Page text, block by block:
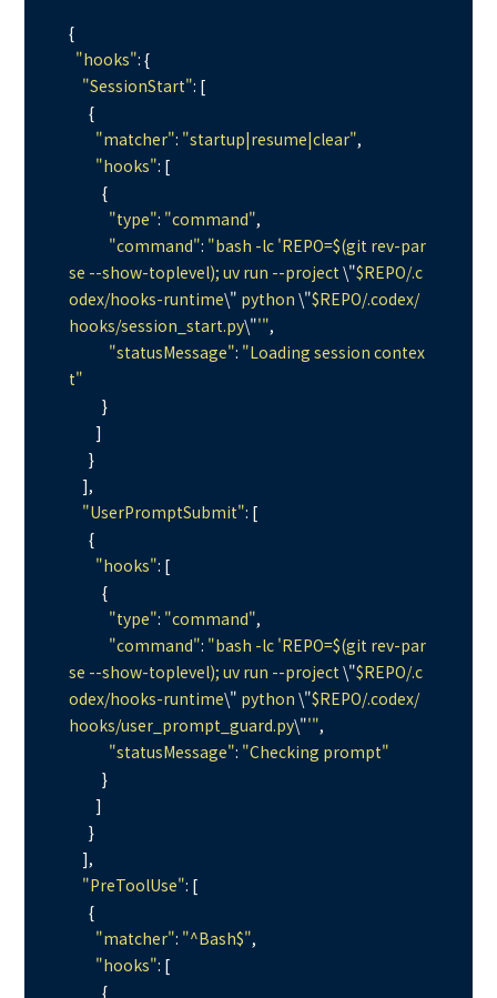
{
"hooks": {
"SessionStart": [
"matcher": "startup|resume|clear",
"hooks": [
"type": "command",
"command": "bash -lc 'REPO=$(git rev-par
se --show-toplevel); uv run --project \"$REPO/.c
odex/hooks-runtime\" python \"$REPO/.codex/
hooks/session_start.py\"'",
"statusMessage": "Loading session contex
t"
"UserPromptSubmit": [
"hooks": [
"type": "command",
"command": "bash -lc 'REPO=$(git rev-par
se --show-toplevel); uv run --project \"$REPO/.c
odex/hooks-runtime\" python \"$REPO/.codex/
hooks/user_prompt_guard.py\"'",
"statusMessage": "Checking prompt"
"PreToolUse": [
"matcher": "^Bash$",
"hooks": [